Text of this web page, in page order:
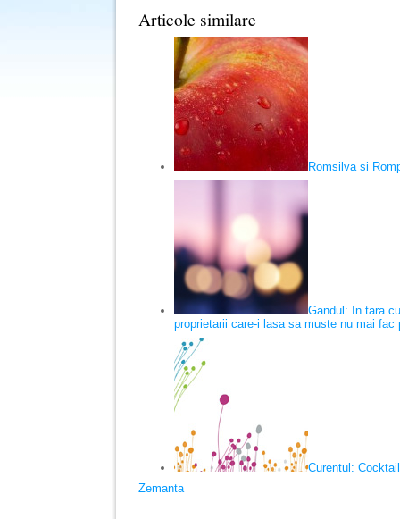
Articole similare
Romsilva si
Gandul: In tara
proprietarii care-i lasa sa muste nu mai fac
Curentul:
Zemanta